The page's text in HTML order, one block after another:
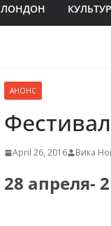
ЛОНДОН
АНОНС
April 26, 2016 Вика
28 апреля-